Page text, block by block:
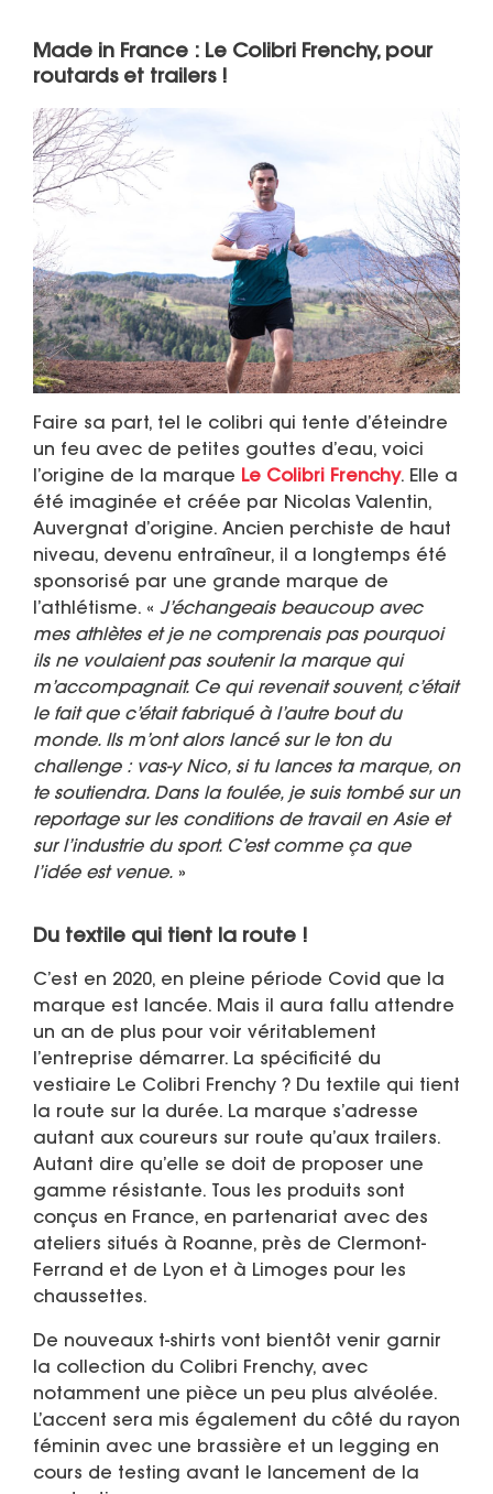
Made in France : Le Colibri Frenchy, pour
routards et trailers !
Faire sa part, tel le colibri qui tente d’éteindre
un feu avec de petites gouttes d’eau, voici
l’origine de la marque Le Colibri Frenchy. Elle a
été imaginée et créée par Nicolas Valentin,
Auvergnat d’origine. Ancien perchiste de haut
niveau, devenu entraîneur, il a longtemps été
sponsorisé par une grande marque de
l’athlétisme. « J’échangeais beaucoup avec
mes athlètes et je ne comprenais pas pourquoi
ils ne voulaient pas soutenir la marque qui
m’accompagnait. Ce qui revenait souvent, c’était
le fait que c’était fabriqué à l’autre bout du
monde. Ils m’ont alors lancé sur le ton du
challenge : vas-y Nico, si tu lances ta marque, on
te soutiendra. Dans la foulée, je suis tombé sur un
reportage sur les conditions de travail en Asie et
sur l’industrie du sport. C’est comme ça que
l’idée est venue. »
Du textile qui tient la route !
C’est en 2020, en pleine période Covid que la
marque est lancée. Mais il aura fallu attendre
un an de plus pour voir véritablement
l’entreprise démarrer. La spécificité du
vestiaire Le Colibri Frenchy ? Du textile qui tient
la route sur la durée. La marque s’adresse
autant aux coureurs sur route qu’aux trailers.
Autant dire qu’elle se doit de proposer une
gamme résistante. Tous les produits sont
conçus en France, en partenariat avec des
ateliers situés à Roanne, près de Clermont-
Ferrand et de Lyon et à Limoges pour les
chaussettes.
De nouveaux t-shirts vont bientôt venir garnir
la collection du Colibri Frenchy, avec
notamment une pièce un peu plus alvéolée.
L’accent sera mis également du côté du rayon
féminin avec une brassière et un legging en
cours de testing avant le lancement de la